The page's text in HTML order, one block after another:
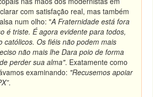
com satisfação real, mas também
num olho: "A Fraternidade está fora
é triste. É agora evidente para todos,
católicos. Os fiéis não podem mais
não mais lhe Dara poio de forma
perder sua alma". Exatamente como
examinando: "Recusemos apoiar
.